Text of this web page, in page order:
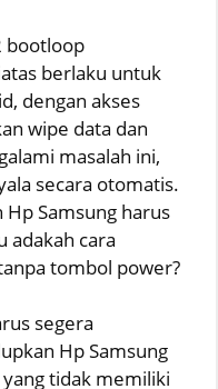
bootloop
berlaku untuk
dengan akses
wipe data dan
masalah ini,
secara otomatis.
Samsung harus
adakah cara
tombol power?
segera
Hp Samsung
tidak memiliki